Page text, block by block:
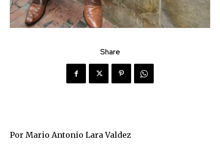
Share
Por Mario Antonio Lara Valdez